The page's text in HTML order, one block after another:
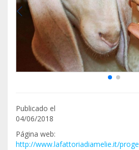
Publicado el
04/06/2018
Página web:
http://www.lafattoriadiamelie.it/